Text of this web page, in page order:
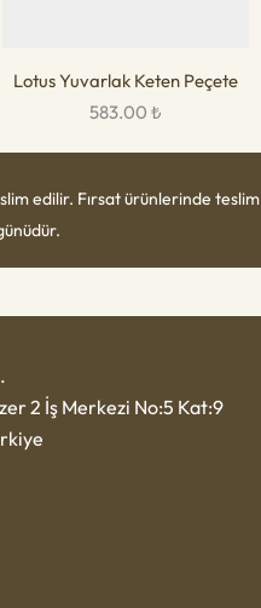
Lotus Yuvarlak Keten Peçete
583.00 ₺
edilir. Fırsat ürünlerinde teslim
2 İş Merkezi No:5 Kat:9